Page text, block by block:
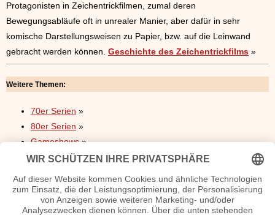
Protagonisten in Zeichentrickfilmen, zumal deren
Bewegungsabläufe oft in unrealer Manier, aber dafür in sehr
komische Darstellungsweisen zu Papier, bzw. auf die Leinwand
gebracht werden können. Geschichte des Zeichentrickfilms »
Weitere Themen:
70er Serien »
80er Serien »
Gameshows»
Schauspieler Biografien»
Charismatischsten Schauspieler»
Fernsehsendungen»